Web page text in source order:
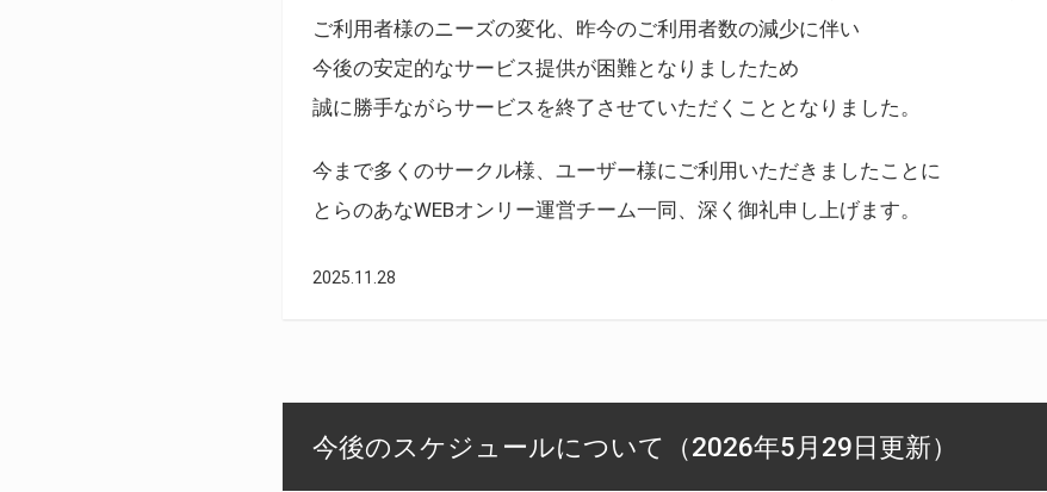
ご利用者様のニーズの変化、昨今のご利用者数の減少に伴い
今後の安定的なサービス提供が困難となりましたため
誠に勝手ながらサービスを終了させていただくこととなりました。
今まで多くのサークル様、ユーザー様にご利用いただきましたことに
とらのあなWEBオンリー運営チーム一同、深く御礼申し上げます。
2025.11.28
今後のスケジュールについて（2026年5月29日更新）